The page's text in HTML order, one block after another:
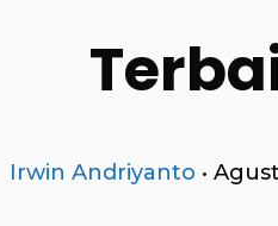
Irwin Andriyanto •